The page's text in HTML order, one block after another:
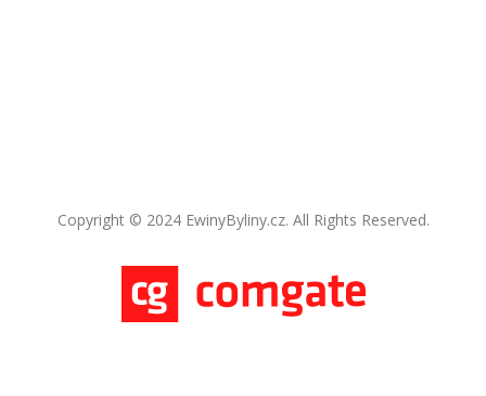
Copyright © 2024 EwinyByliny.cz. All Rights Reserved.